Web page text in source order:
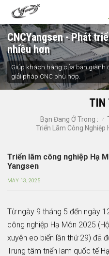
CNCYangsen - Phát
nhiều hơn
Giúp khách hàng của bạn
giải pháp CNC phù hợp.
TIN
Bạn Đang Ở Trong : /
Triển lãm công nghiệp Hạ
Yangsen
MAY 13, 2025
Từ ngày 9 tháng 5 đến ngày
công nghiệp Hạ Môn 2025
xuyên eo biển lần thứ 29) đã
Trung tâm triển lãm quốc tế